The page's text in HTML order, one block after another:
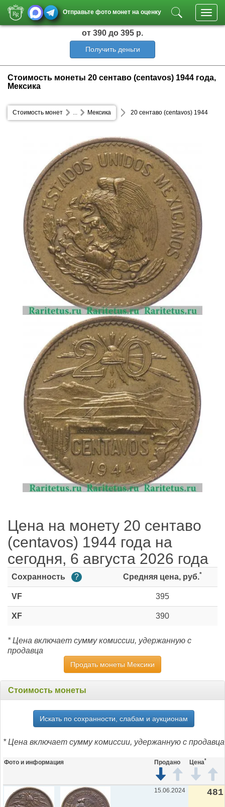
Отправьте фото монет на оценку
от 390 до 395 р.
Получить деньги
Стоимость монеты 20 сентаво (centavos) 1944 года,
Мексика
Стоимость монет Мексика
... 20 сентаво (centavos) 1944
Цена на монету 20 сентаво
(centavos) 1944 года на
сегодня, 6 августа 2026 года
Сохранность ? Средняя цена, руб.*
VF 395
XF 390
* Цена включает сумму комиссии, удержанную с
продавца
Продать монеты Мексики
Стоимость монеты
Искать по сохранности, слабам и аукционам
* Цена включает сумму комиссии, удержанную с продавца
Фото и информация Продано Цена*
15.06.2024 481